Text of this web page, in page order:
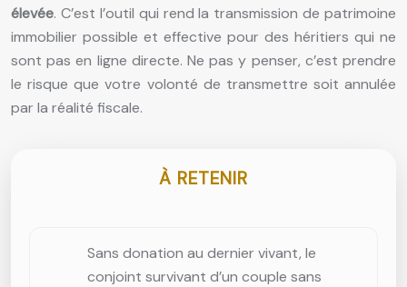
élevée. C’est l’outil qui rend la transmission de patrimoine
immobilier possible et effective pour des héritiers qui ne
sont pas en ligne directe. Ne pas y penser, c’est prendre
le risque que votre volonté de transmettre soit annulée
par la réalité fiscale.
À RETENIR
Sans donation au dernier vivant, le
conjoint survivant d’un couple sans